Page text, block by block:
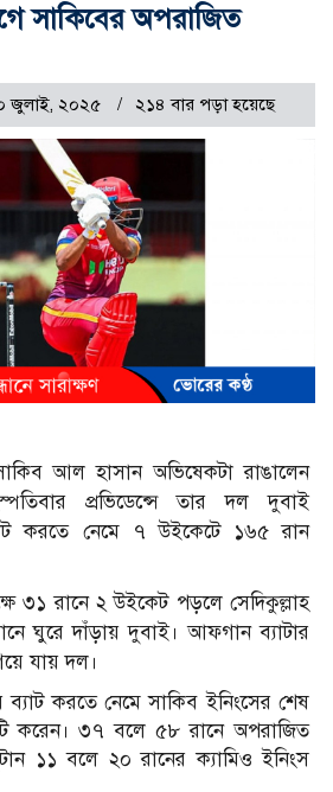
সাকিবের অপরাজিত
জুলাই, ২০২৫ ২১৪ বার পড়া হয়েছে
আল হাসান অভিষেকটা রাঙালেন
প্রভিডেন্সে তার দল দুবাই
করতে নেমে ৭ উইকেটে ১৬৫ রান
৩১ রানে ২ উইকেট পড়লে সেদিকুল্লাহ
ঘুরে দাঁড়ায় দুবাই। আফগান ব্যাটার
যায় দল।
ব্যাট করতে নেমে সাকিব ইনিংসের শেষ
করেন। ৩৭ বলে ৫৮ রানে অপরাজিত
১১ বলে ২০ রানের ক্যামিও ইনিংস